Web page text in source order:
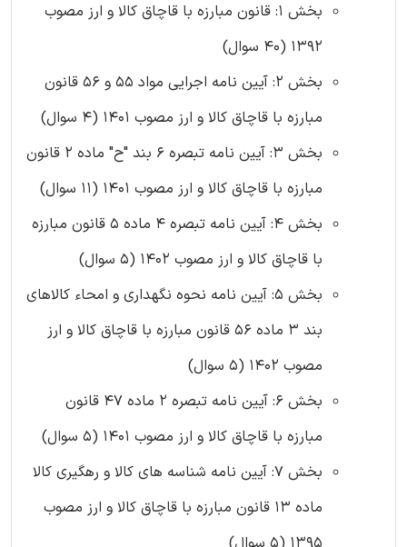
بخش 1: قانون مبارزه با قاچاق کالا و ارز مصوب
1392 (40 سوال)
بخش 2: آیین نامه اجرایی مواد 55 و 56 قانون
مبارزه با قاچاق کالا و ارز مصوب 1401 (4 سوال)
بخش 3: آیین نامه تبصره 6 بند "ح" ماده 2 قانون
مبارزه با قاچاق کالا و ارز مصوب 1401 (11 سوال)
بخش 4: آیین ‌نامه تبصره 4 ماده 5 قانون مبارزه
با قاچاق کالا و ارز مصوب 1402 (5 سوال)
بخش 5: آیین نامه نحوه نگهداری و امحاء کالاهای
بند 3 ماده 56 قانون مبارزه با قاچاق کالا و ارز
مصوب 1402 (5 سوال)
بخش 6: آیین نامه تبصره 2 ماده 47 قانون
مبارزه با قاچاق کالا و ارز مصوب 1401 (5 سوال)
بخش 7: آیین نامه شناسه های کالا و رهگیری کالا
ماده 13 قانون مبارزه با قاچاق کالا و ارز مصوب